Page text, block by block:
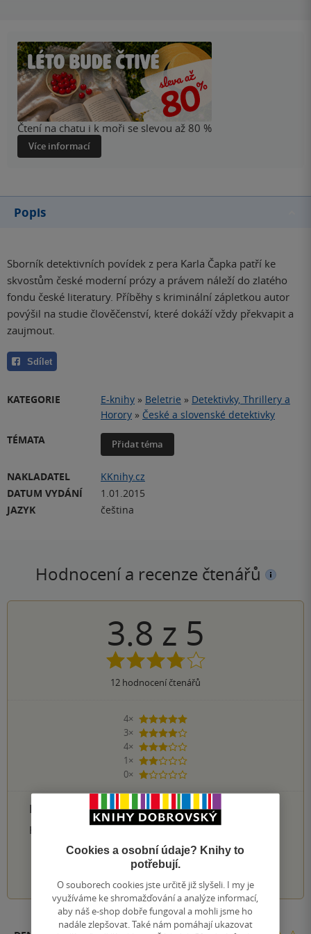
Čtení na chatu i k moři se slevou až 80 %
Více informací
Popis
Sborník detektivních povídek z pera Karla Čapka patří ke
skvostům české moderní prózy a právem náleží do zlatého
fondu české literatury. Příběhy s kriminální zápletkou autor
povýšil na studie člověčenství, které dokáží vždy překvapit a
zaujmout.
Sdílet
KATEGORIE E-knihy » Beletrie » Detektivky, Thrillery a
Horory » České a slovenské detektivky
TÉMATA
Přidat téma
NAKLADATEL
KKnihy.cz
DATUM VYDÁNÍ
1.01.2015
JAZYK
čeština
Hodnocení a recenze čtenářů
3.8 z 5
12 hodnocení čtenářů
4×
5 hvězdiček
3×
4 hvězdičky
4×
3 hvězdičky
1×
2 hvězdičky
0×
1 hvezdička
PŘIDEJTE SVÉ HODNOCENÍ PRODUKTU
Hodnocení našich knihkupců: 0.0 z 5
3 4 5
Cookies a osobní údaje? Knihy to
potřebují.
O souborech cookies jste určitě již slyšeli. I my je
využíváme ke shromažďování a analýze informací,
aby náš e-shop dobře fungoval a mohli jsme ho
nadále zlepšovat. Také nám pomáhají ukazovat